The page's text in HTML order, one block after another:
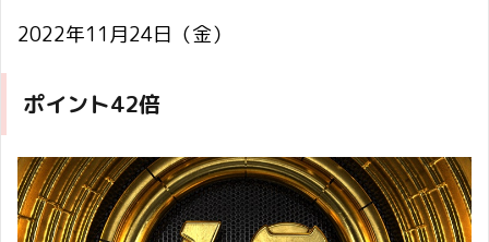
2022年11月24日（金）
ポイント42倍